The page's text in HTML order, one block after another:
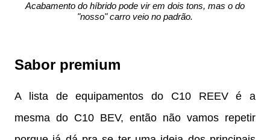
Acabamento do híbrido pode vir em dois tons, mas o do
"nosso" carro veio no padrão.
Sabor premium
A lista de equipamentos do C10 REEV é a
mesma do C10 BEV, então não vamos repetir